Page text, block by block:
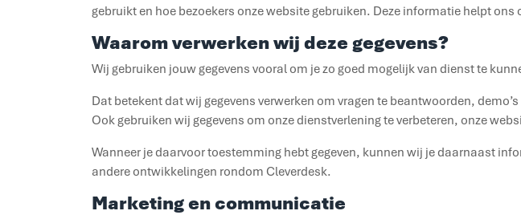
gebruikt en hoe bezoekers onze website gebruiken. Deze informatie helpt
Waarom verwerken wij deze gegevens?
Wij gebruiken jouw gegevens vooral om je zo goed mogelijk van dienst te
Dat betekent dat wij gegevens verwerken om vragen te beantwoorden,
Ook gebruiken wij gegevens om onze dienstverlening te verbeteren, onze
Wanneer je daarvoor toestemming hebt gegeven, kunnen wij je daarnaast
andere ontwikkelingen rondom Cleverdesk.
Marketing en communicatie